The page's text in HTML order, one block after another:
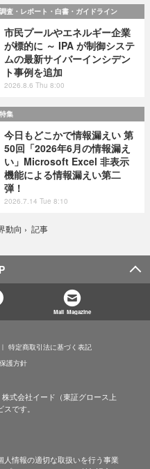
調査・レポート・白書・ガイドライン
市民プールやエネルギー企業
が標的に ～ IPA が制御システ
ムの最新サイバーインシデン
ト事例を追加
2026.8.6 Thu 8:00
特集
今日もどこかで情報漏えい 第
50回「2026年6月の情報漏え
い」Microsoft Excel 非表示
機能による情報漏えい第二
弾！
2026.7.14 Tue 8:10
動向 › 記事
Mail Magazine
特定商取引法に基づく表記
護方針
式会社イード（東証グロース上
です。
人情報の適切な取扱いを行う事業